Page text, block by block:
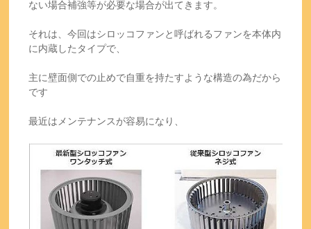
ない場合補強等が必要な場合が出てきます。
それは、今回はシロッコファンと呼ばれるファンを本体内
に内蔵したタイプで、
主に壁面側での止めで自重を持たすような構造の為だから
です
最近はメンテナンスが容易になり、